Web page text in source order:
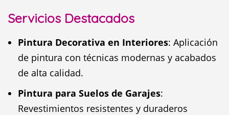
Servicios Destacados
Pintura Decorativa en Interiores: Aplicación
de pintura con técnicas modernas y acabados
de alta calidad.
Pintura para Suelos de Garajes:
Revestimientos resistentes y duraderos